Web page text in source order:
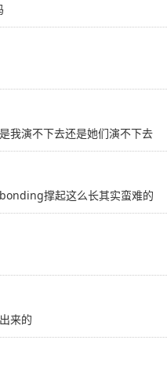
我演不下去还是她们演不下去
撑起这么长其实蛮难的
来的